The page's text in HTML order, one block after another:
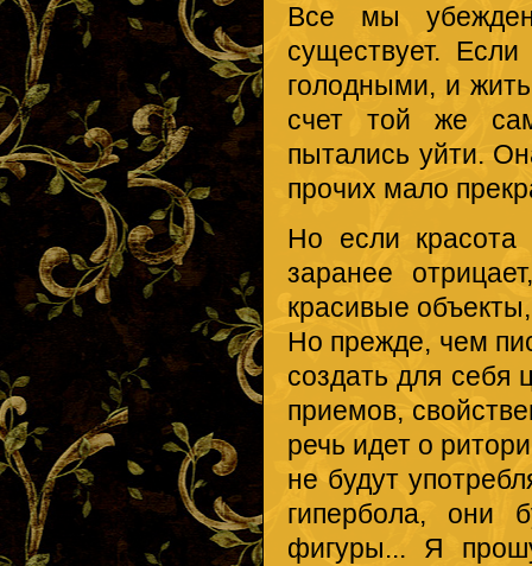
Все мы
существует.
голодными, и
счет той же
пытались уйти.
прочих мало
Но если красота
заранее
красивые
Но прежде, чем
создать для себя
приемов,
речь идет о
не будут
гипербола, они
фигуры... Я